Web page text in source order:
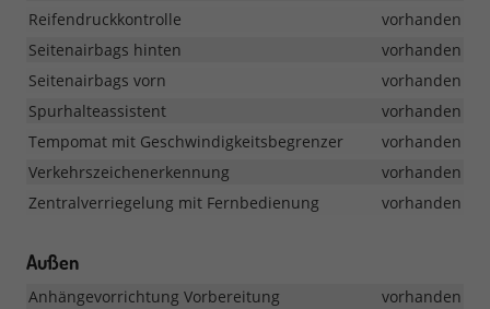
Reifendruckkontrolle
vorhanden
Seitenairbags hinten
vorhanden
Seitenairbags vorn
vorhanden
Spurhalteassistent
vorhanden
Tempomat mit Geschwindigkeitsbegrenzer
vorhanden
Verkehrszeichenerkennung
vorhanden
Zentralverriegelung mit Fernbedienung
vorhanden
Außen
Anhängevorrichtung Vorbereitung
vorhanden